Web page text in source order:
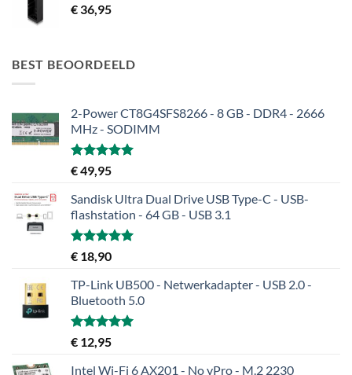
€ 36,95
BEST BEOORDEELD
2-Power CT8G4SFS8266 - 8 GB - DDR4 - 2666
MHz - SODIMM
Gewaardeerd
uit 5
€49,95
Sandisk Ultra Dual Drive USB Type-C - USB-
flashstation - 64 GB - USB 3.1
Gewaardeerd
uit 5
€ 18,90
TP-Link UB500 - Netwerkadapter - USB 2.0 -
Bluetooth 5.0
Gewaardeerd
uit 5
€ 12,95
Intel Wi-Fi 6 AX201 - No vPro - M.2 2230